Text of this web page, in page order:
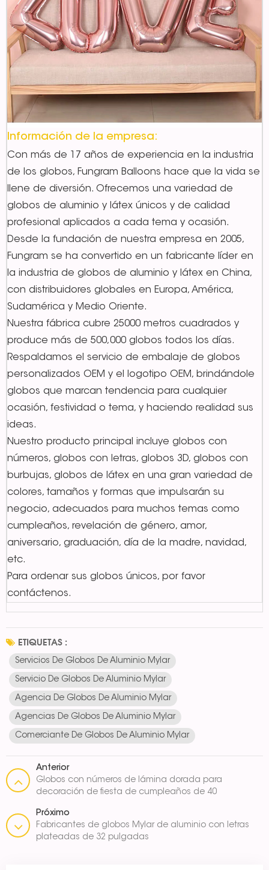
Información de la empresa:
Con más de 17 años de experiencia en la industria
de los globos, Fungram Balloons hace que la vida se
llene de diversión. Ofrecemos una variedad de
globos de aluminio y látex únicos y de calidad
profesional aplicados a cada tema y ocasión.
Desde la fundación de nuestra empresa en 2005,
Fungram se ha convertido en un fabricante líder en
la industria de globos de aluminio y látex en China,
con distribuidores globales en Europa, América,
Sudamérica y Medio Oriente.
Nuestra fábrica cubre 25000 metros cuadrados y
produce más de 500,000 globos todos los días.
Respaldamos el servicio de embalaje de globos
personalizados OEM y el logotipo OEM, brindándole
globos que marcan tendencia para cualquier
ocasión, festividad o tema, y haciendo realidad sus
ideas.
Nuestro producto principal incluye globos con
números, globos con letras, globos 3D, globos con
burbujas, globos de látex en una gran variedad de
colores, tamaños y formas que impulsarán su
negocio, adecuados para muchos temas como
cumpleaños, revelación de género, amor,
aniversario, graduación, día de la madre, navidad,
etc.
Para ordenar sus globos únicos, por favor
contáctenos.
ETIQUETAS :
Servicios De Globos De Aluminio Mylar
Servicio De Globos De Aluminio Mylar
Agencia De Globos De Aluminio Mylar
Agencias De Globos De Aluminio Mylar
Comerciante De Globos De Aluminio Mylar
Anterior
Globos con números de lámina dorada para
decoración de fiesta de cumpleaños de 40
Próximo
Fabricantes de globos Mylar de aluminio con letras
plateadas de 32 pulgadas